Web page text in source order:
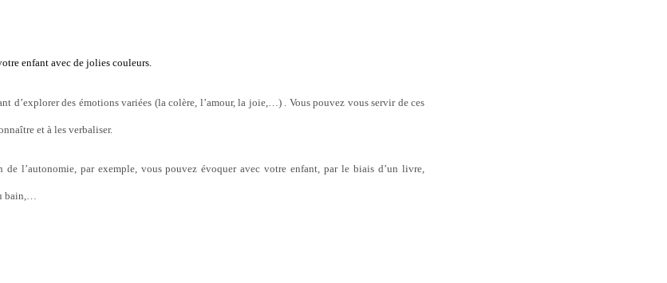
enfant avec de jolies couleurs.
d’explorer des émotions variées (la colère, l’amour, la joie,…) . Vous pouvez vous servir de ces
et à les verbaliser.
de l’autonomie, par exemple, vous pouvez évoquer avec votre enfant, par le biais d’un livre,
bain,…